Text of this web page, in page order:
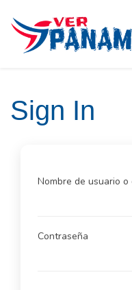
contenido
Sign In
Nombre de usuario
Contraseña